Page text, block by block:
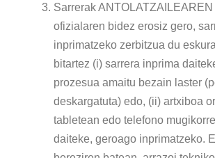
Sarrerak
ofizialaren bidez erosiz gero,
inprimatzeko zerbitzua du
bitartez (i) sarrera inprima
prozesua amaitu bezain laster
deskargatuta) edo, (ii) artxiboa
tabletean edo telefono
daiteke, geroago inprimatzeko.